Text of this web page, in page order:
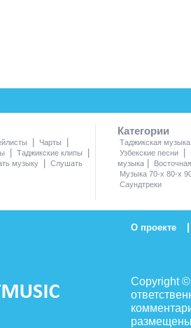
| Чарты |
| Таджикские клипы |
музыку | Слушать
Категории
Таджикская музыка
Узбекские песни
|
музыка |
Музыка 70-х 80-х
Саундтреки
О проекте |
Copyright
размещены